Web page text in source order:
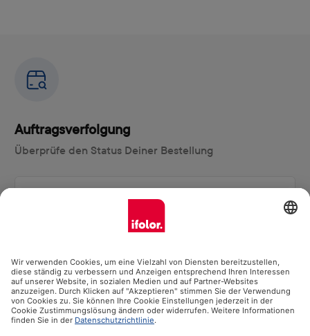
Auftragsverfolgung
Überprüfe den Status Deiner Bestellung
Status anzeigen